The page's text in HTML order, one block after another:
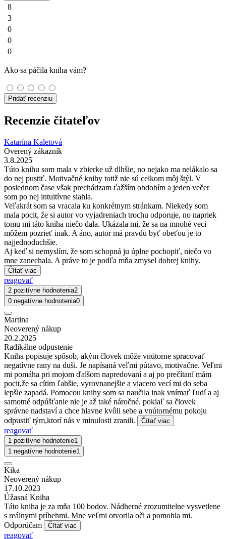
8
3
0
0
0
Ako sa páčila kniha vám?
Pridať recenziu
Recenzie čitateľov
Katarína Kaletová
Overený zákazník
3.8.2025
Túto knihu som mala v zbierke už dlhšie, no nejako ma nelákalo sa
do nej pustiť. Motivačné knihy totiž nie sú celkom môj štýl. V
poslednom čase však prechádzam ťažším obdobím a jeden večer
som po nej intuitívne siahla.
Veľakrát som sa vracala ku konkrétnym stránkam. Niekedy som
mala pocit, že si autor vo vyjadreniach trochu odporuje, no napriek
tomu mi táto kniha niečo dala. Ukázala mi, že sa na mnohé veci
môžem pozrieť inak. A áno, autor má pravdu byť obeťou je to
najjednoduchšie.
Aj keď si nemyslím, že som schopná ju úplne pochopiť, niečo vo
mne zanechala. A práve to je podľa mňa zmysel dobrej knihy.
Čítať viac
reagovať
2 pozitívne hodnotenia2
0 negatívne hodnotenia0
Martina
Neoverený nákup
20.2.2025
Radikálne odpustenie
Kniha popisuje spôsob, akým človek môže vnútorne spracovať
negatívne rany na duši. Je napísaná veľmi pútavo, motivačne. Veľmi
mi pomáha pri mojom ďalšom napredovaní a aj po prečítaní mám
pocit,že sa cítim ľahšie, vyrovnanejšie a viacero vecí mi do seba
lepšie zapadá. Pomocou knihy som sa naučila inak vnímať ľudí a aj
samotné odpúšťanie nie je až také náročné, pokiaľ sa človek
správne nadstaví a chce hlavne kvôli sebe a vnútornému pokoju
odpustiť tým,ktorí nás v minulosti zranili.
Čítať viac
reagovať
1 pozitívne hodnotenie1
1 negatívne hodnotenie1
Kika
Neoverený nákup
17.10.2023
Úžasná Kniha
Táto kniha je za mňa 100 bodov. Nádherné zrozumitelne vysvetlene
s reálnymi príbehmi. Mne veľmi otvorila oči a pomohla mi.
Odporúčam
Čítať viac
reagovať